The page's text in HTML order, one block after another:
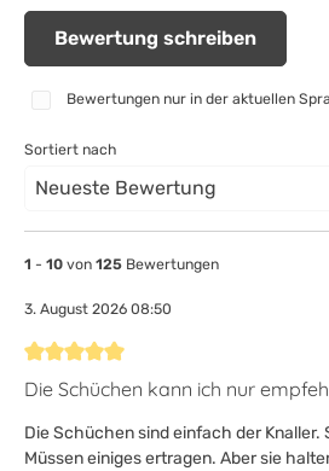
Bewertung schreiben
Bewertungen nur in der aktuellen
Sortiert nach
1 - 10 von 125 Bewertungen
3. August 2026 08:50
Bewertung mit 5 von 5 Sternen
Die Schüchen kann ich nur
Die Schüchen sind einfach der
Müssen einiges ertragen. Aber sie